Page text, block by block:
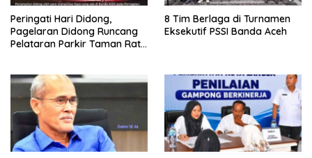
Peringati Hari Didong,
Pagelaran Didong Runcang
Pelataran Parkir Taman Ratu
8 Tim Berlaga di Turnamen
Eksekutif PSSI Banda Aceh